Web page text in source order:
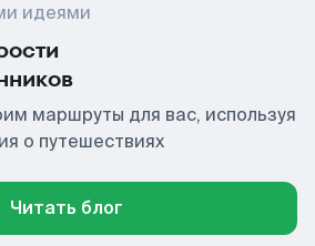
идеями
маршруты для вас, используя
о путешествиях
Читать блог